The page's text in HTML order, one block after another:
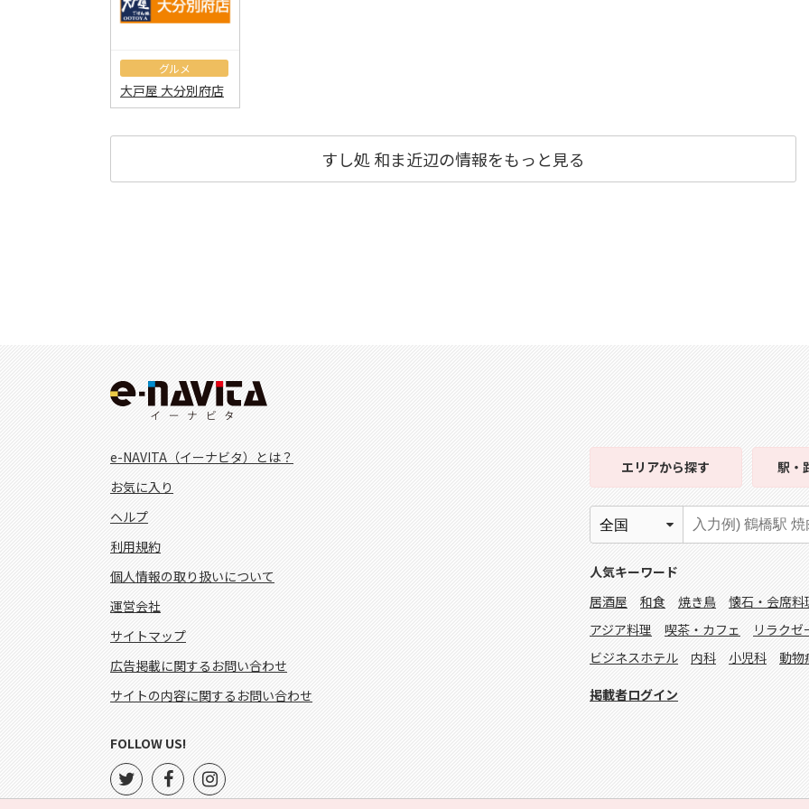
グルメ
大戸屋 大分別府店
すし処 和ま近辺の情報をもっと見る
e-NAVITA（イーナビタ）とは？
お気に入り
ヘルプ
利用規約
個人情報の取り扱いについて
運営会社
サイトマップ
広告掲載に関するお問い合わせ
サイトの内容に関するお問い合わせ
エリアから探す 駅・
人気キーワード
居酒屋
和食 焼き鳥 懐石・会席料
アジア料理
喫茶・カフェ リラクゼ
ビジネスホテル
内科 小児科 動物
掲載者ログイン
FOLLOW US!